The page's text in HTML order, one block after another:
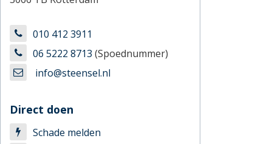
010 412 3911
06 5222 8713 (Spoednummer)
info@steensel.nl
Direct doen
Schade melden